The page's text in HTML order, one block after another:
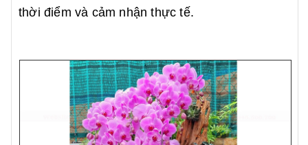
thời điểm và cảm nhận thực tế.